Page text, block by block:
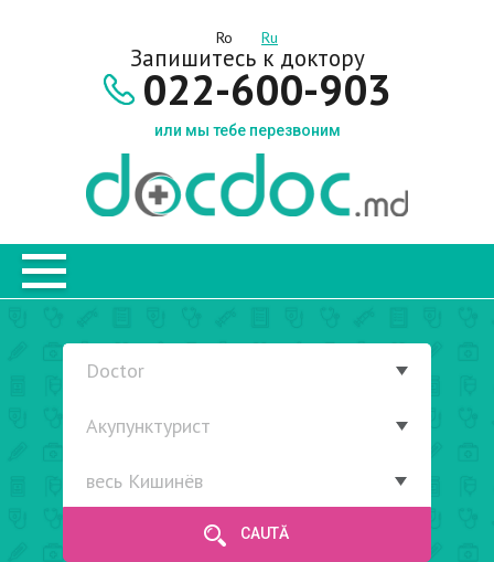
Ro Ru
Запишитесь к доктору
022-600-903
или мы тебе перезвоним
CAUTĂ